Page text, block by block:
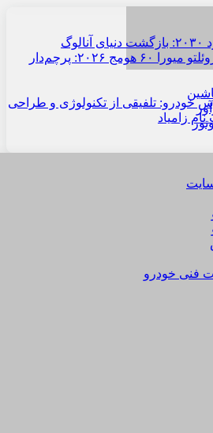
فنی خودرو
معرفی لامبورگینی روئلتو میورا ۶۰ هومج ۲۰۲۶: پرچم‌دار
خودرو: تلفیقی از تکنولوژی و طراحی
زامیاد